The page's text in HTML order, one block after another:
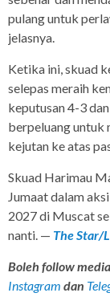
pulang untuk
jelasnya.
Ketika ini, skuad
selepas meraih
keputusan 4-3
berpeluang untuk
kejutan ke atas
Skuad Harimau
Jumaat dalam
2027 di Muscat
nanti. — The Star/
Boleh follow
Instagram dan